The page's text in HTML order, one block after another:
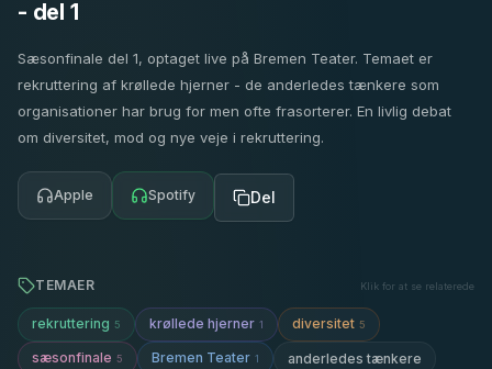
- del 1
Sæsonfinale del 1, optaget live på Bremen Teater. Temaet er
rekruttering af krøllede hjerner - de anderledes tænkere som
organisationer har brug for men ofte frasorterer. En livlig debat
om diversitet, mod og nye veje i rekruttering.
Apple Spotify Del
TEMAER Klik for at se relaterede
rekruttering 5 krøllede hjerner 1 diversitet 5
sæsonfinale 5 Bremen Teater 1 anderledes tænkere